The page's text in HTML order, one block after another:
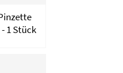
1 Stück